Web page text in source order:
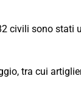
civili sono
tra cui